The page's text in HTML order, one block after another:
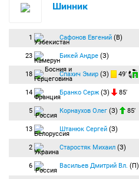
Шинник
1 Сафонов Евгений (В)
23 Бикей Андре (З)
18 Спахич Эмир (З) 49′
14 Бранко Серж (З) 85′
5 Корнаухов Олег (З) 85′
13 Штанюк Сергей (З)
2 Старостяк Михаил (З)
6 Васильев Дмитрий Вл. (П)